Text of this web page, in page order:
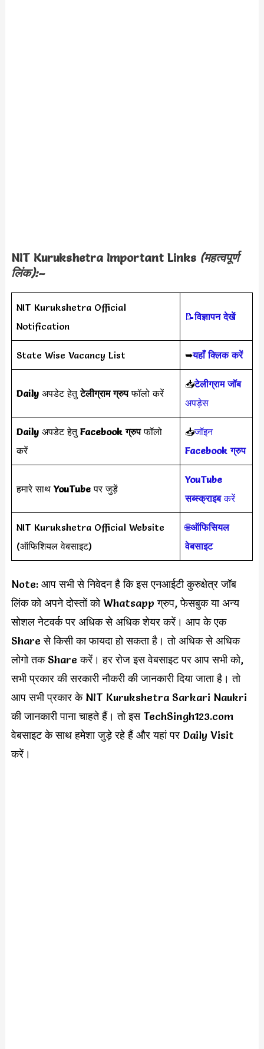
NIT Kurukshetra Important Links (महत्वपूर्ण
लिंक):–
NIT Kurukshetra Official
Notification
📝विज्ञापन देखें
State Wise Vacancy List ➥यहाँ क्लिक करें
Daily अपडेट हेतुटेलीग्राम ग्रुपफॉलो करें
📥टेलीग्राम जॉब
अपड़ेस
Daily अपडेट हेतुFacebook ग्रुपफॉलो
करें
📥जॉइन
Facebook ग्रुप
हमारे साथYouTubeपर जुड़ें
YouTube
सब्स्क्राइबकरें
NIT Kurukshetra Official Website
(ऑफिशियल वेबसाइट)
🌐ऑफिसियल
वेबसाइट
Note: आप सभी से निवेदन है कि इस एनआईटी कुरुक्षेत्र जॉब
लिंक को अपने दोस्तों को Whatsapp ग्रुप, फेसबुक या अन्य
सोशल नेटवर्क पर अधिक से अधिक शेयर करें। आप के एक
Share से किसी का फायदा हो सकता है। तो अधिक से अधिक
लोगो तक Share करें। हर रोज इस वेबसाइट पर आप सभी को,
सभी प्रकार की सरकारी नौकरी की जानकारी दिया जाता है। तो
आप सभी प्रकार के NIT Kurukshetra Sarkari Naukri
की जानकारी पाना चाहते हैं। तो इस TechSingh123.com
वेबसाइट के साथ हमेशा जुड़े रहे हैं और यहां पर Daily Visit
करें।